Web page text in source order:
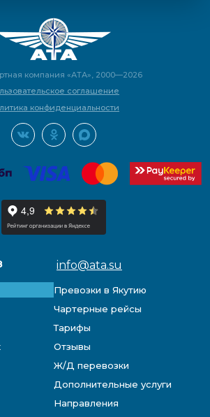
компания «АТА», 2000—2026
соглашение
конфиденциальности
info@ata.su
Превозки в Якутию
Чартерные рейсы
Тарифы
Отзывы
Ж/Д перевозки
Дополнительные услуги
Направления